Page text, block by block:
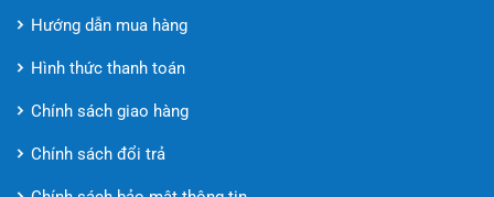
Transactions/sec
Hướng dẫn mua hàng
Hình thức thanh toán
Chính sách giao hàng
Chính sách đổi trả